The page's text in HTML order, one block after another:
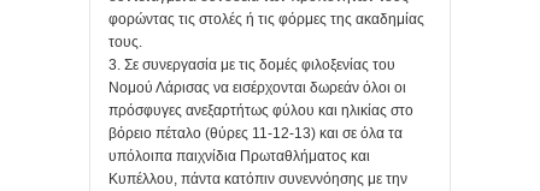
φορώντας τις στολές ή τις φόρμες της ακαδημίας
τους.
3. Σε συνεργασία με τις δομές φιλοξενίας του
Νομού Λάρισας να εισέρχονται δωρεάν όλοι οι
πρόσφυγες ανεξαρτήτως φύλου και ηλικίας στο
βόρειο πέταλο (θύρες 11-12-13) και σε όλα τα
υπόλοιπα παιχνίδια Πρωταθλήματος και
Κυπέλλου, πάντα κατόπιν συνεννόησης με την